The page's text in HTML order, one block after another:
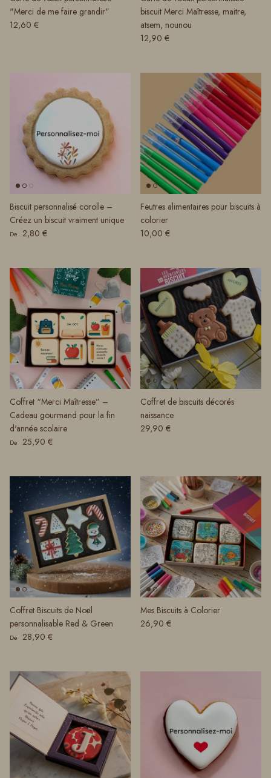
"Merci de me faire grandir"
Prix habituel
12,60 €
biscuit Merci Maîtresse, maitre,
atsem, nounou
Prix habituel
12,90 €
Biscuit personnalisé corolle –
Créez un biscuit vraiment unique
Prix habituel
De 2,80 €
Feutres alimentaires pour biscuits à
colorier
Prix habituel
10,00 €
Coffret “Merci Maîtresse” –
Cadeau gourmand pour la fin
d'année scolaire
Prix habituel
De 25,90 €
Coffret de biscuits décorés
naissance
Prix habituel
29,90 €
Coffret Biscuits de Noël
personnalisable Red & Green
Prix habituel
De 28,90 €
Mes Biscuits à Colorier
Prix habituel
26,90 €